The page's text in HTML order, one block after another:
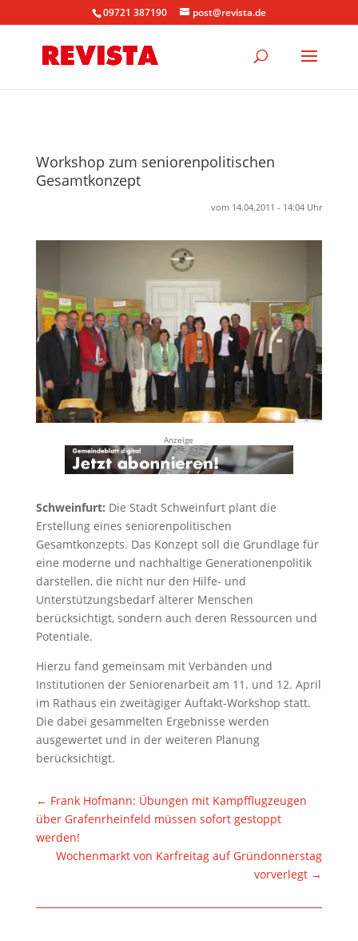
09721 387190 post@revista.de
Workshop zum seniorenpolitischen
Gesamtkonzept
vom 14.04.2011 - 14:04 Uhr
Anzeige
Schweinfurt: Die Stadt Schweinfurt plant die
Erstellung eines seniorenpolitischen
Gesamtkonzepts. Das Konzept soll die Grundlage für
eine moderne und nachhaltige Generationenpolitik
darstellen, die nicht nur den Hilfe- und
Unterstützungsbedarf älterer Menschen
berücksichtigt, sondern auch deren Ressourcen und
Potentiale.
Hierzu fand gemeinsam mit Verbänden und
Institutionen der Seniorenarbeit am 11. und 12. April
im Rathaus ein zweitägiger Auftakt-Workshop statt.
Die dabei gesammelten Ergebnisse werden
ausgewertet und in der weiteren Planung
berücksichtigt.
← Frank Hofmann: Übungen mit Kampfflugzeugen
über Grafenrheinfeld müssen sofort gestoppt
werden!
Wochenmarkt von Karfreitag auf Gründonnerstag
vorverlegt →